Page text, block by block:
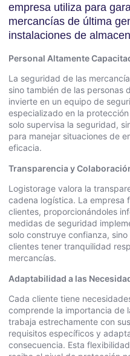
empresa utiliza para
mercancías de última
instalaciones de
Personal Altamente
La seguridad de las
sino también de las personas
invierte en un equipo de
especializado en la
solo supervisa la seguridad,
para manejar situaciones de
eficacia.
Transparencia y
Logistorage valora la
cadena logística. La empresa
clientes, proporcionándoles
medidas de seguridad
solo construye confianza,
clientes tener tranquilidad
mercancías.
Adaptabilidad a las
Cada cliente tiene
comprende la importancia de
trabaja estrechamente con
requisitos específicos y
consecuencia. Esta